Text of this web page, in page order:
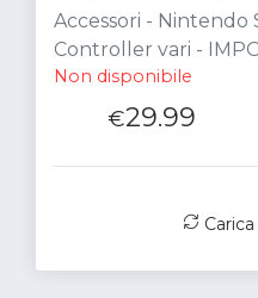
Accessori - Nintendo
Controller vari -
Non disponibile
€29.99